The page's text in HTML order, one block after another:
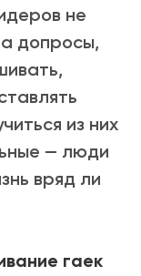
не
допросы,
из них
— люди
вряд ли
гаек